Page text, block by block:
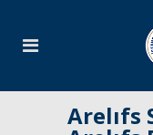
Arelıfs